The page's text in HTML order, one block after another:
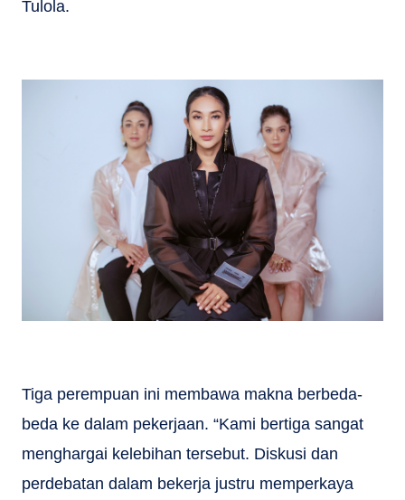
Tulola.
Tiga perempuan ini membawa makna berbeda-
beda ke dalam pekerjaan. “Kami bertiga sangat
menghargai kelebihan tersebut. Diskusi dan
perdebatan dalam bekerja justru memperkaya